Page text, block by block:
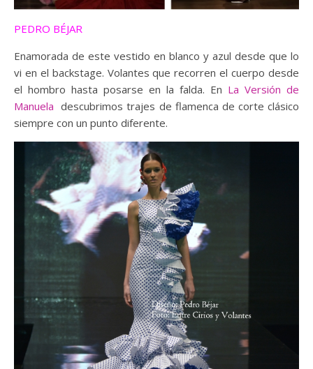
PEDRO BÉJAR
Enamorada de este vestido en blanco y azul desde que lo
vi en el backstage. Volantes que recorren el cuerpo desde
el hombro hasta posarse en la falda. En La Versión de
Manuela descubrimos trajes de flamenca de corte clásico
siempre con un punto diferente.